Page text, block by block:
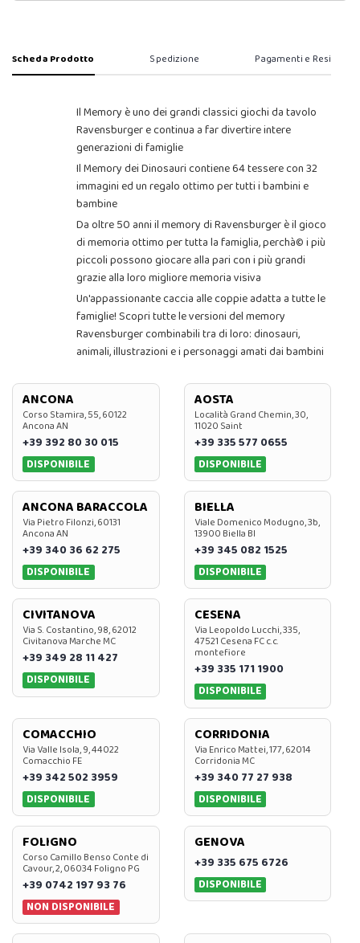
Scheda Prodotto Spedizione Pagamenti e Resi
Il Memory è uno dei grandi classici giochi da tavolo
Ravensburger e continua a far divertire intere
generazioni di famiglie
Il Memory dei Dinosauri contiene 64 tessere con 32
immagini ed un regalo ottimo per tutti i bambini e
bambine
Da oltre 50 anni il memory di Ravensburger è il gioco
di memoria ottimo per tutta la famiglia, perchà© i più
piccoli possono giocare alla pari con i più grandi
grazie alla loro migliore memoria visiva
Un'appassionante caccia alle coppie adatta a tutte le
famiglie! Scopri tutte le versioni del memory
Ravensburger combinabili tra di loro: dinosauri,
animali, illustrazioni e i personaggi amati dai bambini
ANCONA
Corso Stamira, 55, 60122
Ancona AN
+39 392 80 30 015
DISPONIBILE
AOSTA
Località Grand Chemin, 30,
11020 Saint
+39 335 577 0655
DISPONIBILE
ANCONA BARACCOLA
Via Pietro Filonzi, 60131
Ancona AN
+39 340 36 62 275
DISPONIBILE
BIELLA
Viale Domenico Modugno, 3b,
13900 Biella BI
+39 345 082 1525
DISPONIBILE
CIVITANOVA
Via S. Costantino, 98, 62012
Civitanova Marche MC
+39 349 28 11 427
DISPONIBILE
CESENA
Via Leopoldo Lucchi, 335,
47521 Cesena FC c.c.
montefiore
+39 335 171 1900
DISPONIBILE
COMACCHIO
Via Valle Isola, 9, 44022
Comacchio FE
+39 342 502 3959
DISPONIBILE
CORRIDONIA
Via Enrico Mattei, 177, 62014
Corridonia MC
+39 340 77 27 938
DISPONIBILE
FOLIGNO
Corso Camillo Benso Conte di
Cavour, 2, 06034 Foligno PG
+39 0742 197 93 76
NON DISPONIBILE
GENOVA
+39 335 675 6726
DISPONIBILE